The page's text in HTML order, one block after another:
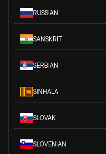
RUSSIAN
SANSKRIT
SERBIAN
SINHALA
SLOVAK
SLOVENIAN